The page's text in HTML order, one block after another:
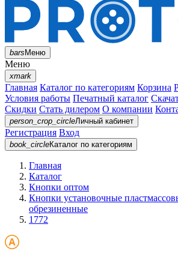
barsМеню
Меню
xmark
Главная Каталог по категориям Корзина
Условия работы Печатный каталог
Скидки Стать дилером О компании
person_crop_circleЛичный кабинет
Регистрация Вход
book_circleКаталог по категориям
Главная
Каталог
Кнопки оптом
Кнопки установочные
обрезиненные
1772